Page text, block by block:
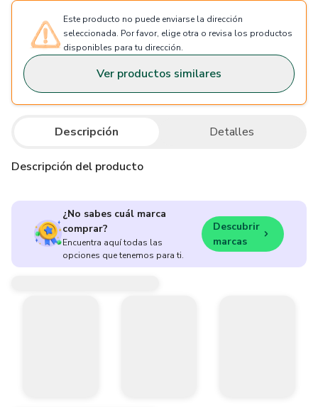
Este producto no puede enviarse la dirección
seleccionada. Por favor, elige otra o revisa los productos
disponibles para tu dirección.
Ver productos similares
Descripción Detalles
Descripción del producto
¿No sabes cuál marca
comprar?
Encuentra aquí todas las
opciones que tenemos para ti.
Descubrir
marcas